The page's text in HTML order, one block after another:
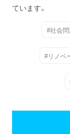
ています。
#社会
#リノベ